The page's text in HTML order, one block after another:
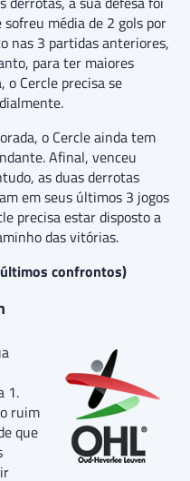
média de 2 gols por
nas 3 partidas anteriores,
para ter maiores
o Cercle precisa se
o Cercle ainda tem
Afinal, venceu
as duas derrotas
em seus últimos 3 jogos
precisa estar disposto a
das vitórias.
confrontos)
1.
ruim
que